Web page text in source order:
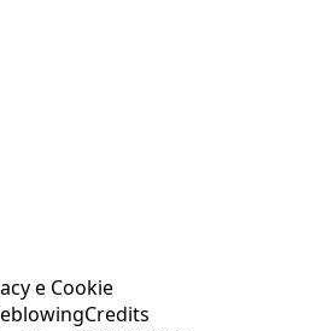
e Cookie
Credits